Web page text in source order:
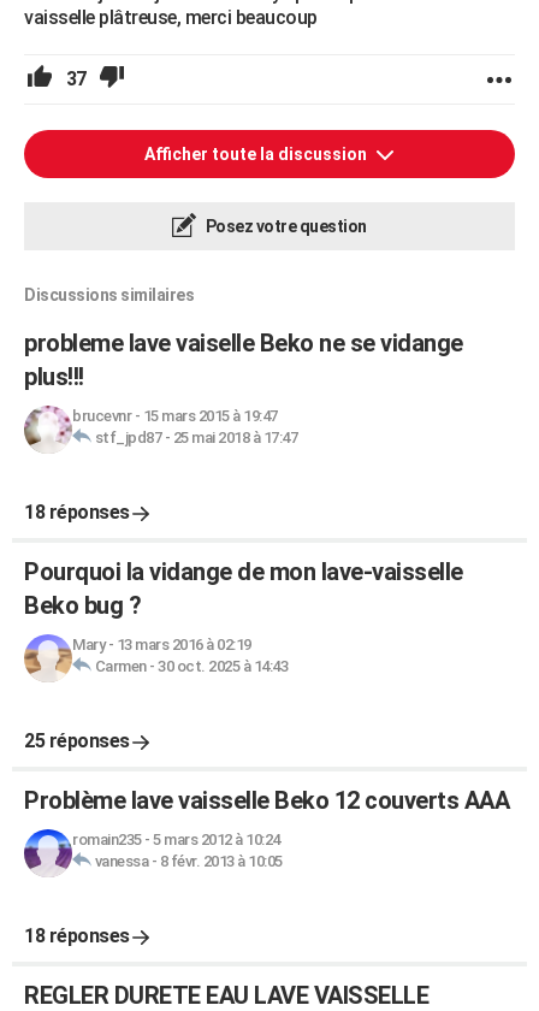
vaisselle plâtreuse, merci beaucoup
37
Afficher toute la discussion
Posez votre question
Discussions similaires
probleme lave vaiselle Beko ne se vidange
plus!!!
brucevnr- 15 mars 2015 à 19:47
stf_jpd87- 25 mai 2018 à 17:47
18 réponses
Pourquoi la vidange de mon lave-vaisselle
Beko bug ?
Mary- 13 mars 2016 à 02:19
Carmen- 30 oct. 2025 à 14:43
25 réponses
Problème lave vaisselle Beko 12 couverts AAA
romain235- 5 mars 2012 à 10:24
vanessa- 8 févr. 2013 à 10:05
18 réponses
REGLER DURETE EAU LAVE VAISSELLE